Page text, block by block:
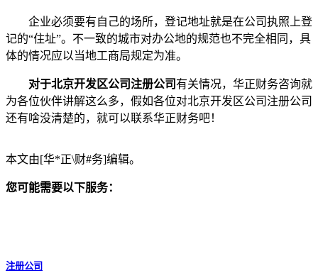
企业必须要有自己的场所，登记地址就是在公司执照上登
记的“住址”。不一致的城市对办公地的规范也不完全相同，具
体的情况应以当地工商局规定为准。
对于北京开发区公司注册公司有关情况，华正财务咨询就
为各位伙伴讲解这么多，假如各位对北京开发区公司注册公司
还有啥没清楚的，就可以联系华正财务吧！
本文由[华*正\财#务]编辑。
您可能需要以下服务：
注册公司